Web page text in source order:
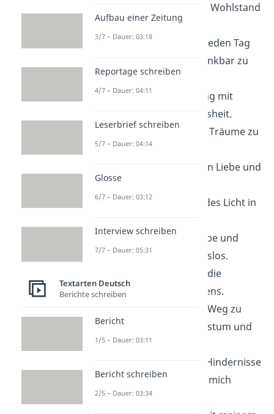
Ich ziehe Erfolg und Wohlstand
in mein Leben.
Ich bin in der Lage, jeden Tag
zu genießen und dankbar zu
sein.
Ich bin in Verbindung mit
meiner inneren Weisheit.
Ich bin fähig, meine Träume zu
verwirklichen.
Ich bin umgeben von Liebe und
Unterstützung.
Ich bin ein strahlendes Licht in
Ich bin offen für Liebe und
gebe sie bedingungslos.
Ich bin dankbar für die
Geschenke des Lebens.
Ich bin auf meinem Weg zu
persönlichem Wachstum und
Erfolg.
Ich bin in der Lage, Hindernisse
zu überwinden und mich
weiterzuentwickeln.
Aufbau einer Zeitung
3/7 – Dauer: 03:18
Reportage schreiben
4/7 – Dauer: 04:11
Leserbrief schreiben
5/7 – Dauer: 04:14
Glosse
6/7 – Dauer: 03:12
Interview schreiben
7/7 – Dauer: 05:31
Textarten Deutsch
Berichte schreiben
Bericht
1/5 – Dauer: 03:11
Bericht schreiben
2/5 – Dauer: 03:34